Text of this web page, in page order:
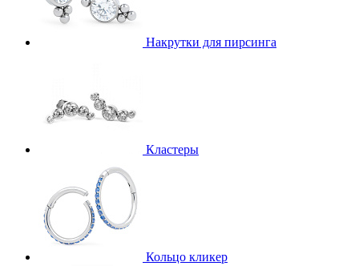
Накрутки для пирсинга
Кластеры
Кольцо кликер